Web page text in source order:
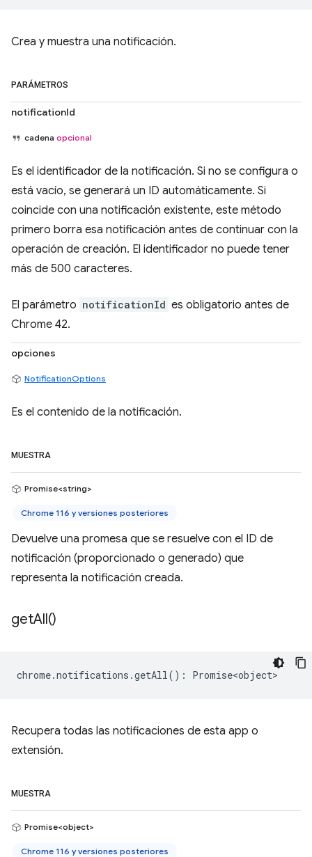
Crea y muestra una notificación.
PARÁMETROS
notificationId
cadena opcional
Es el identificador de la notificación. Si no se configura o
está vacío, se generará un ID automáticamente. Si
coincide con una notificación existente, este método
primero borra esa notificación antes de continuar con la
operación de creación. El identificador no puede tener
más de 500 caracteres.
El parámetro notificationId es obligatorio antes de
Chrome 42.
opciones
NotificationOptions
Es el contenido de la notificación.
MUESTRA
Promise<string>
Chrome 116 y versiones posteriores
Devuelve una promesa que se resuelve con el ID de
notificación (proporcionado o generado) que
representa la notificación creada.
getAll()
chrome.notifications .getAll() : Promise<object>
Recupera todas las notificaciones de esta app o
extensión.
MUESTRA
Promise<object>
Chrome 116 y versiones posteriores